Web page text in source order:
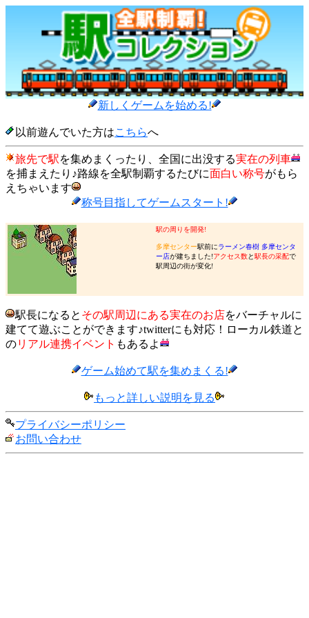
新しくゲームを始める!
以前遊んでいた方はこちらへ
旅先で駅を集めまくったり、全国に出没する実在の列車
を捕まえたり♪路線を全駅制覇するたびに面白い称号がもら
えちゃいます
称号目指してゲームスタート!
駅の周りを開発!
多摩センター駅前にラーメン春樹 多摩センタ
ー店が建ちました!アクセス数と駅長の采配で
駅周辺の街が変化!
駅長になると その駅周辺にある実在のお店をバーチャルに
建てて遊ぶことができます♪twitterにも対応！ローカル鉄道と
のリアル連携イベント もあるよ
ゲーム始めて駅を集めまくる!
もっと詳しい説明を見る
プライバシーポリシー
お問い合わせ